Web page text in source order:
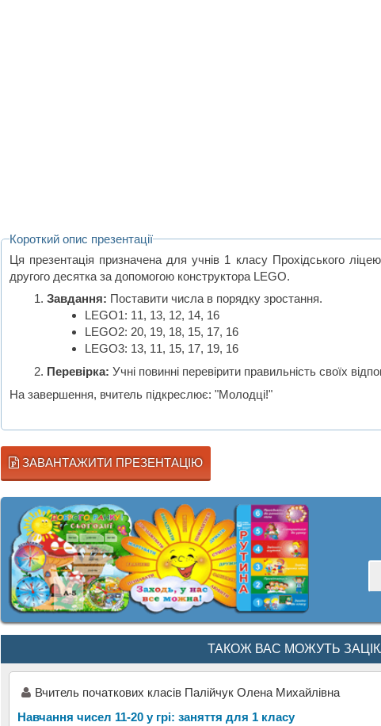
Короткий опис презентації
Ця презентація призначена для учнів 1 класу Прохідського
другого десятка за допомогою конструктора LEGO.
Завдання: Поставити числа в порядку зростання.
LEGO1: 11, 13, 12, 14, 16
LEGO2: 20, 19, 18, 15, 17, 16
LEGO3: 13, 11, 15, 17, 19, 16
Перевірка: Учні повинні перевірити правильність своїх
На завершення, вчитель підкреслює: "Молодці!"
ЗАВАНТАЖИТИ ПРЕЗЕНТАЦІЮ
ТАКОЖ ВАС МОЖУТЬ
Вчитель початкових класів Палійчук Олена Михайлівна
Навчання чисел 11-20 у грі: заняття для 1 класу